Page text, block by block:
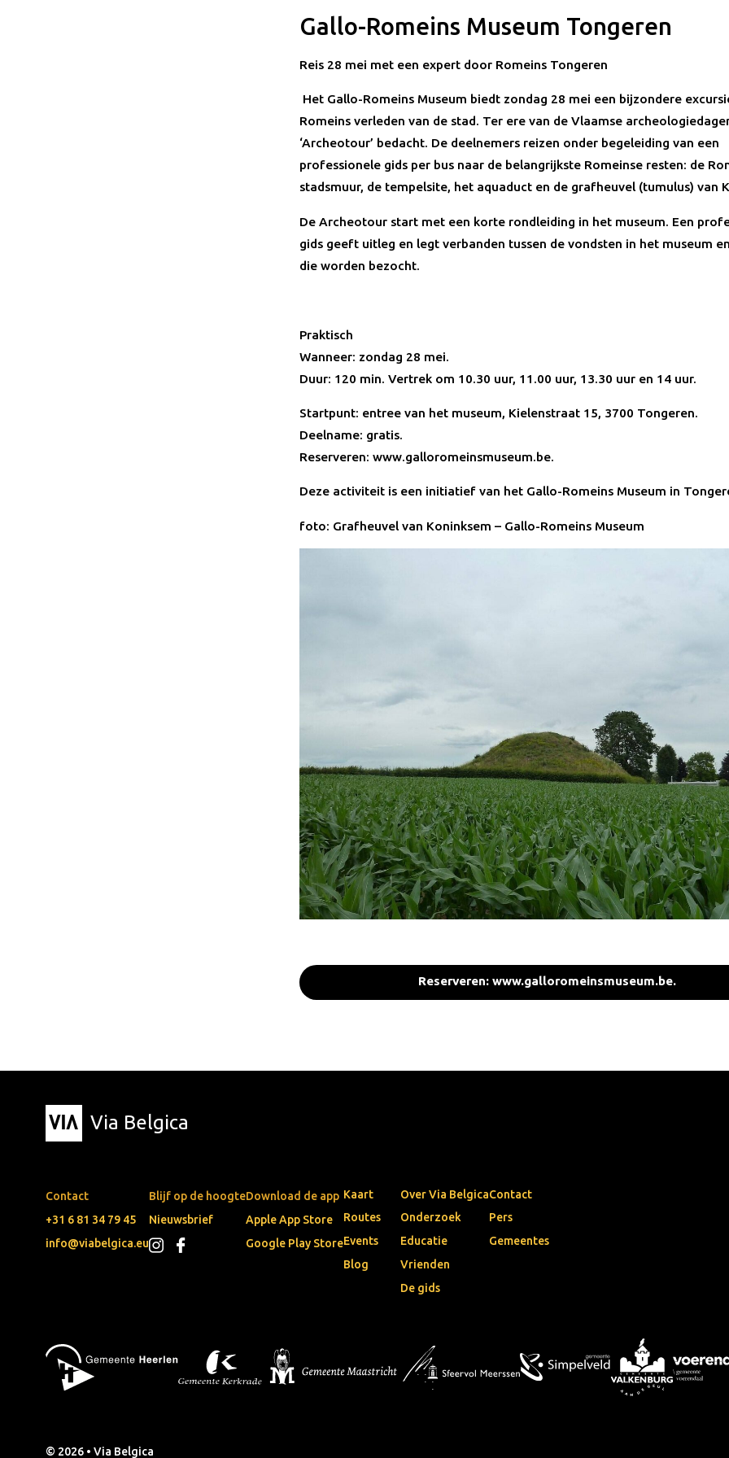
Gallo-Romeins Museum Tongeren
Reis 28 mei met een expert door Romeins Tongeren
Het Gallo-Romeins Museum biedt zondag 28 mei een bijzondere
Romeins verleden van de stad. Ter ere van de Vlaamse
‘Archeotour’ bedacht. De deelnemers reizen onder begeleiding van een
professionele gids per bus naar de belangrijkste Romeinse resten: de
stadsmuur, de tempelsite, het aquaduct en de grafheuvel (tumulus) van
De Archeotour start met een korte rondleiding in het museum. Een
gids geeft uitleg en legt verbanden tussen de vondsten in het museum
die worden bezocht.
Praktisch
Wanneer: zondag 28 mei.
Duur: 120 min. Vertrek om 10.30 uur, 11.00 uur, 13.30 uur en 14 uur.
Startpunt: entree van het museum, Kielenstraat 15, 3700 Tongeren.
Deelname: gratis.
Reserveren: www.galloromeinsmuseum.be.
Deze activiteit is een initiatief van het Gallo-Romeins Museum in
foto: Grafheuvel van Koninksem – Gallo-Romeins Museum
Reserveren: www.galloromeinsmuseum.be.
Via Belgica
Contact
+31 6 81 34 79 45
info@viabelgica.eu
Blijf op de hoogte
Nieuwsbrief
Download de app
Apple App Store
Google Play Store
Kaart
Routes
Events
Blog
Over Via Belgica
Onderzoek
Educatie
Vrienden
De gids
Contact
Pers
Gemeentes
© 2026 • Via Belgica